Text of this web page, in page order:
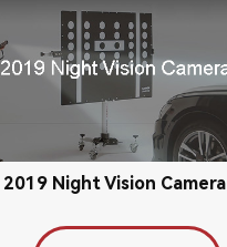
Night Vision